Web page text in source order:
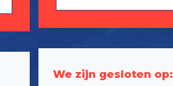
We zijn gesloten op: